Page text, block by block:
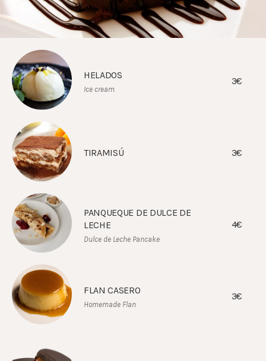
HELADOS
Ice cream
3€
TIRAMISÚ 3€
PANQUEQUE DE DULCE DE
LECHE
Dulce de Leche Pancake
4€
FLAN CASERO
Homemade Flan
3€